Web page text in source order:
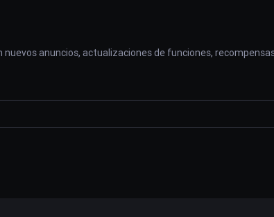
anuncios, actualizaciones de funciones,